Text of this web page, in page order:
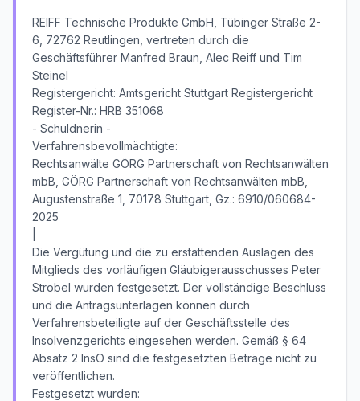
REIFF Technische Produkte GmbH, Tübinger Straße 2-
6, 72762 Reutlingen, vertreten durch die
Geschäftsführer Manfred Braun, Alec Reiff und Tim
Steinel
Registergericht: Amtsgericht Stuttgart Registergericht
Register-Nr.: HRB 351068
- Schuldnerin -
Verfahrensbevollmächtigte:
Rechtsanwälte GÖRG Partnerschaft von Rechtsanwälten
mbB, GÖRG Partnerschaft von Rechtsanwälten mbB,
Augustenstraße 1, 70178 Stuttgart, Gz.: 6910/060684-
2025
Die Vergütung und die zu erstattenden Auslagen des
Mitglieds des vorläufigen Gläubigerausschusses Peter
Strobel wurden festgesetzt. Der vollständige Beschluss
und die Antragsunterlagen können durch
Verfahrensbeteiligte auf der Geschäftsstelle des
Insolvenzgerichts eingesehen werden. Gemäß § 64
Absatz 2 InsO sind die festgesetzten Beträge nicht zu
veröffentlichen.
Festgesetzt wurden: